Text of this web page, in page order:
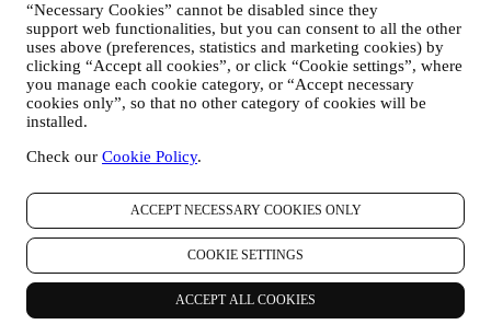
“Necessary Cookies” cannot be disabled since they
support web functionalities, but you can consent to all the other
uses above (preferences, statistics and marketing cookies) by
clicking “Accept all cookies”, or click “Cookie settings”, where
you manage each cookie category, or “Accept necessary
cookies only”, so that no other category of cookies will be
installed.
Check our Cookie Policy.
ACCEPT NECESSARY COOKIES ONLY
COOKIE SETTINGS
ACCEPT ALL COOKIES
privacy@lecreuset.com
para comunicarnos su problema y le
responderemos a la mayor brevedad.
Aviso de privacidad de Le Creuset al completo
Le Creuset se compromete a proteger sus datos personales y su
privacidad, y este aviso explica cómo recopilamos y procesamos sus
de protección de datos (incluida la Normativa General de Protección
aplicable en su país, territorio o ubicación (las "Leyes de protección
1. ¿CUÁNDO Y QUE TIPO DE INFORMACIÓN RECOPILAMOS DE
USTED?
"Datos personales" se refiere a cualquier información relacionada
con usted y que nos permita identificarlo, ya sea directamente o en
combinación con otra información.